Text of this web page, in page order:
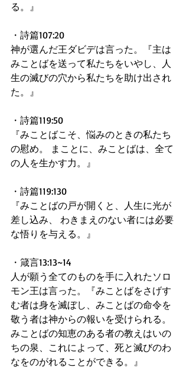
る。』
・詩篇107:20
神が選んだ王ダビデは言った。『主は
みことばを送って私たちをいやし、人
生の滅びの穴から私たちを助け出され
た。』
・詩篇119:50
『みことばこそ、悩みのときの私たち
の慰め。 まことに、みことばは、全て
の人を生かす力。』
・詩篇119:130
『みことばの戸が開くと、人生に光が
差し込み、 わきまえのない者には必要
な悟りを与える。』
・箴言13:13~14
人が願う全てのものを手に入れたソロ
モン王は言った。『みことばをさげす
む者は身を滅ぼし、みことばの命令を
敬う者は神からの報いを受けられる。
みことばの知恵のある者の教えはいの
ちの泉、これによって、死と滅びのわ
なをのがれることができる。』